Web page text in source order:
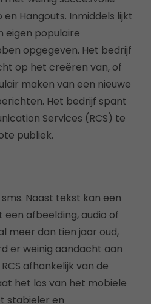
en Hangouts. Inmiddels lijkt
eigen populaire
opgegeven. Het bedrijf
op het creëren van, of
maken van een nieuwe
Het bedrijf spant
Services (RCS) te
publiek.
Naast tekst kan een
afbeelding, audio of
meer dan tien jaar oud,
er weinig aandacht aan
afhankelijk van de
het los van het mobiele
stabieler en